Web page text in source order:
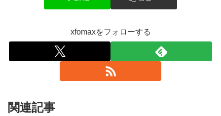
xfomaxをフォローする
関連記事